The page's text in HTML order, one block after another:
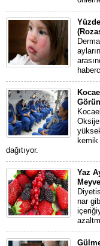
dağıtıyor.
Yaz
nar